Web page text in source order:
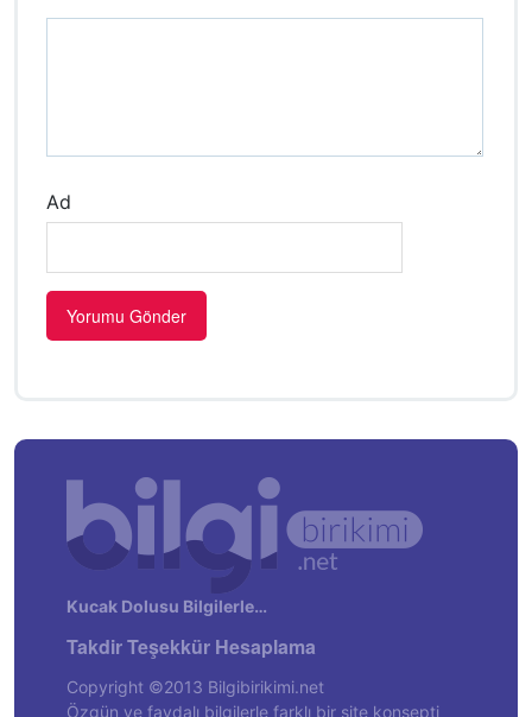
Ad
Kucak Dolusu Bilgilerle…
Takdir Teşekkür Hesaplama
Copyright ©2013 Bilgibirikimi.net
Özgün ve faydalı bilgilerle farklı bir site konsepti